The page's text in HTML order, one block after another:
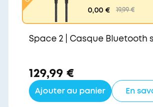
rs USB-C (240
clé et tressé)
0,00 € 19,99 €
Space 2 | Casque Bluetooth
129,99 €
Ajouter au panier En